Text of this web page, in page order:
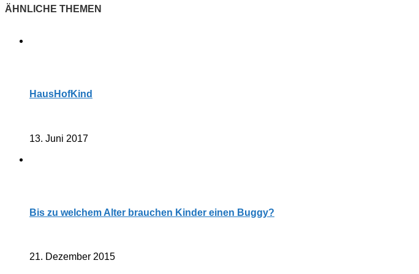
HausHofKind
13. Juni 2017
Bis zu welchem Alter brauchen Kinder einen Buggy?
21. Dezember 2015